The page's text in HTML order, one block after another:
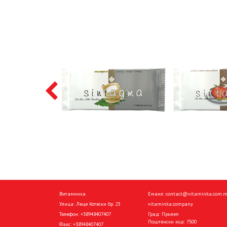
Витаминка
Улица: Леце Котески бр. 23
Телефон: +38948407407
Факс: +38948407407
Емаил:
vitaminka.company
Град: Прилеп
Поштенски код: 7500